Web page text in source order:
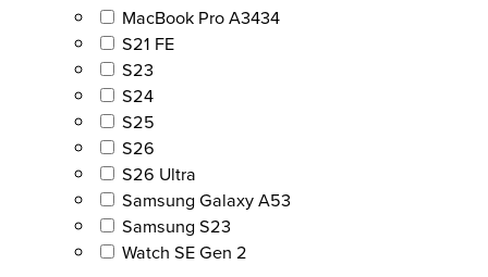
MacBook Pro A3434
S21 FE
S23
S24
S25
S26
S26 Ultra
Samsung Galaxy A53
Samsung S23
Watch SE Gen 2